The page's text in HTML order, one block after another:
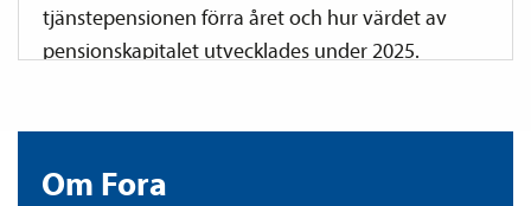
tjänste­­pensionen förra året och hur värdet av
pensions­kapitalet utvecklades under 2025.
Om Fora